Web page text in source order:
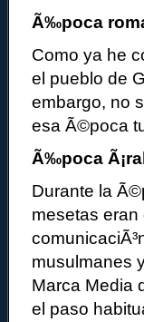
Ã‰poca
Como ya he
el pueblo de
embargo, no
esa Ã©poca
Ã‰poca
Durante la
mesetas
musulmanes
Marca Media
el paso